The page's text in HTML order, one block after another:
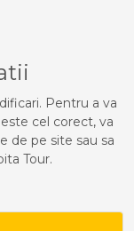
Pentru a va
cel corect, va
de pe site sau sa
Tour.